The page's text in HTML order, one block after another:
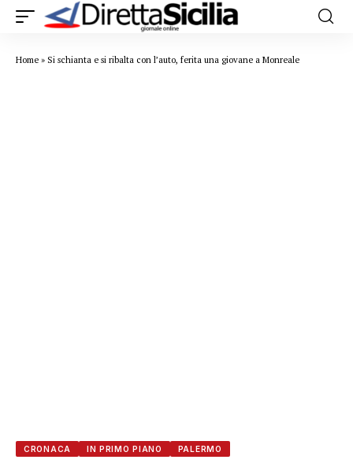
Home » Si schianta e si ribalta con l’auto, ferita una giovane a Monreale
CRONACA IN PRIMO PIANO PALERMO